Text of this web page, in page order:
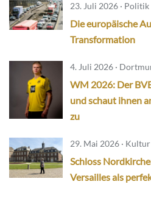
23. Juli 2026 · Politik
Die europäische
Transformation
4. Juli 2026 ·
WM 2026: Der
und schaut ihnen
zu
29. Mai 2026 · Kultur
Schloss
Versailles als